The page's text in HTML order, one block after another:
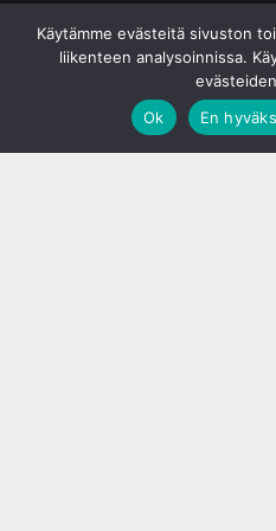
Käytämme evästeitä sivuston
liikenteen analysoinnissa.
Ok
En